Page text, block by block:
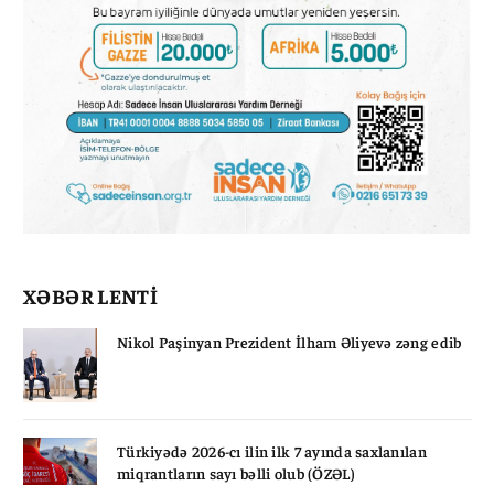
XƏBƏR LENTİ
Nikol Paşinyan Prezident İlham Əliyevə zəng edib
Türkiyədə 2026-cı ilin ilk 7 ayında saxlanılan
miqrantların sayı bəlli olub (ÖZƏL)